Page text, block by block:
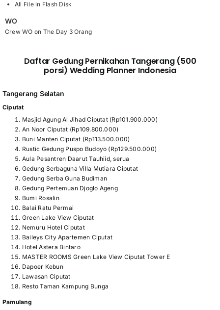
All File in Flash Disk
WO
Crew WO on The Day 3 Orang
Daftar Gedung Pernikahan Tangerang (500
porsi) Wedding Planner Indonesia
Tangerang Selatan
Ciputat
Masjid Agung Al Jihad Ciputat (Rp101.900.000)
An Noor Ciputat (Rp109.800.000)
Buni Manten Ciputat (Rp113.500.000)
Rustic Gedung Puspo Budoyo (Rp129.500.000)
Aula Pesantren Daarut Tauhiid, serua
Gedung Serbaguna Villa Mutiara Ciputat
Gedung Serba Guna Budiman
Gedung Pertemuan Djoglo Ageng
Bumi Rosalin
Balai Ratu Permai
Green Lake View Ciputat
Nemuru Hotel Ciputat
Baileys City Apartemen Ciputat
Hotel Astera Bintaro
MASTER ROOMS Green Lake View Ciputat Tower E
Dapoer Kebun
Lawasan Ciputat
Resto Taman Kampung Bunga
Pamulang